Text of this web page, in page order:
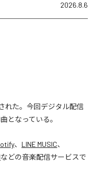
2026.8.6
れた。今回デジタル配信
となっている。
、 LINE MUSIC、
などの音楽配信サービスで